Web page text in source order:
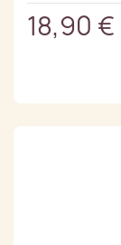
18,90 €